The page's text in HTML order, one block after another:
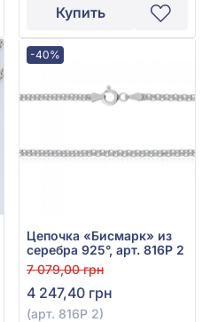
Купить
-40%
Цепочка «Бисмарк» из
серебра 925°, арт. 816Р 2
7 079,00 грн
4 247,40 грн
(арт. 816Р 2)